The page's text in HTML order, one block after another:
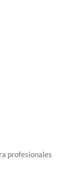
profesionales